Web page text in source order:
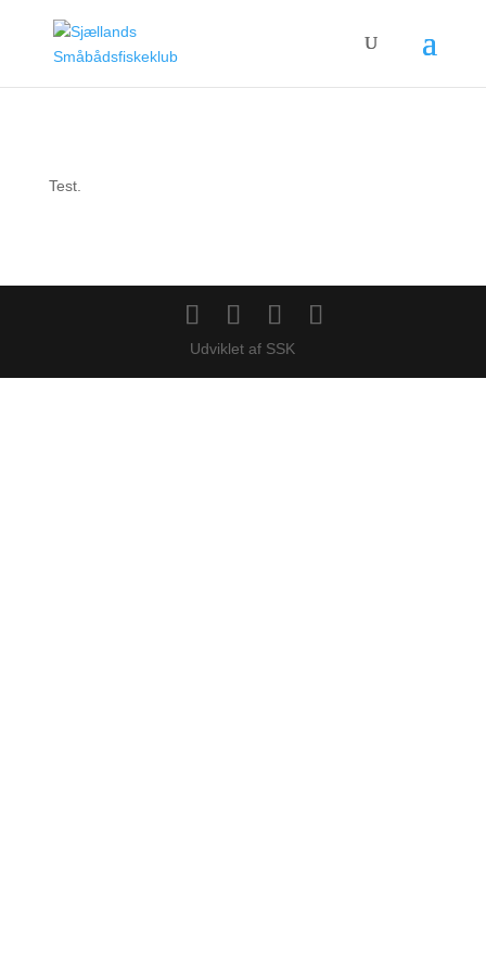
Test.
Udviklet af SSK